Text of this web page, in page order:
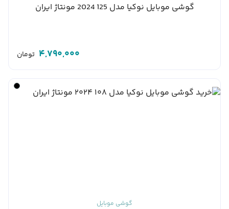
گوشی موبایل نوکیا مدل 125 2024 مونتاژ ایران
4,790,000 تومان
گوشی موبایل